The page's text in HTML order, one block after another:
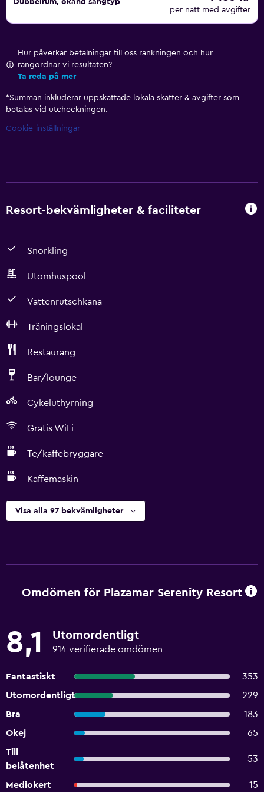
Lounge, Pizzeria Italia och Malgrats Tapas Bar.
marknader, stränder och utomhusaktiviteter i närheten av
hotellet.
Dubbelrum, okänd sängtyp
per natt med avgifter
Hur påverkar betalningar till oss rankningen och hur
rangordnar vi resultaten?
Ta reda på mer
*Summan inkluderar uppskattade lokala skatter & avgifter som
betalas vid utcheckningen.
Cookie-inställningar
Resort-bekvämligheter & faciliteter
Snorkling
Utomhuspool
Vattenrutschkana
Träningslokal
Restaurang
Bar/lounge
Cykeluthyrning
Gratis WiFi
Te/kaffebryggare
Kaffemaskin
Visa alla 97 bekvämligheter
Omdömen för Plazamar Serenity Resort
8,1 Utomordentligt
914 verifierade omdömen
Fantastiskt
353
Utomordentligt
229
Bra
183
Okej
65
Till
belåtenhet
53
Mediokert 15